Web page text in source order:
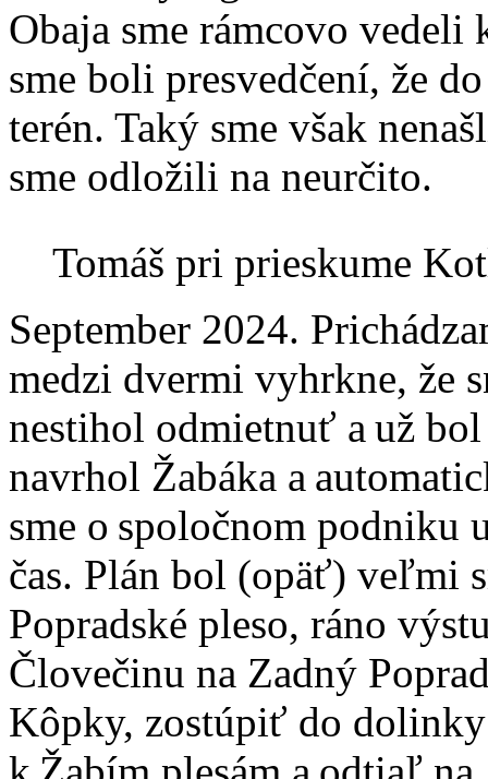
Obaja sme rámcovo vedeli
sme boli presvedčení, že
terén. Taký sme však
sme odložili na neurčito.
Tomáš pri prieskume
September 2024.
medzi dvermi vyhrkne, že
nestihol odmietnuť a už
navrhol Žabáka a
sme o spoločnom podniku
čas. Plán bol (opäť) veľmi
Popradské pleso, ráno
Človečinu na Zadný
Kôpky, zostúpiť do